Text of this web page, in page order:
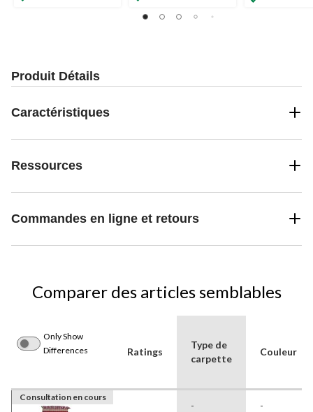
Produit Détails
Caractéristiques
Ressources
Commandes en ligne et retours
Comparer des articles semblables
Only Show
Differences
Ratings
Type de
carpette
Couleur
Consultation en cours
- -